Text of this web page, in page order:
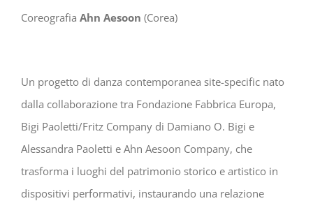
Coreografia Ahn Aesoon (Corea)
Un progetto di danza contemporanea site-specific nato
dalla collaborazione tra Fondazione Fabbrica Europa,
Bigi Paoletti/Fritz Company di Damiano O. Bigi e
Alessandra Paoletti e Ahn Aesoon Company, che
trasforma i luoghi del patrimonio storico e artistico in
dispositivi performativi, instaurando una relazione